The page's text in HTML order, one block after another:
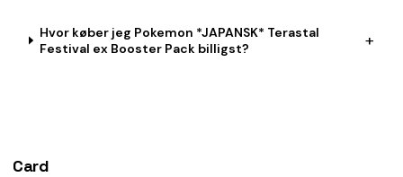
Hvor køber jeg Pokemon *JAPANSK* Terastal
Festival ex Booster Pack billigst?
+
Card